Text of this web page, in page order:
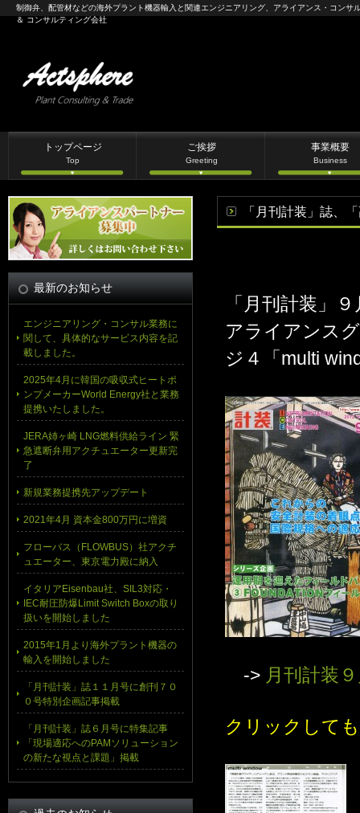
制御弁、配管材などの海外プラント機器輸入と関連エンジニアリング、アライアンス・コン
＆ コンサルティング会社
トップページ
Top
ご挨拶
Greeting
事業概要
Business
「月刊計装」誌、
「月刊計装」
アライアンス
ジ４「multi
-> 月刊計装
クリックして
最新のお知らせ
エンジニアリング・コンサル業務に
関して、具体的なサービス内容を記
載しました。
2025年4月に韓国の吸収式ヒートポ
ンプメーカーWorld Energy社と業務
提携いたしました。
JERA姉ヶ崎 LNG燃料供給ライン 緊
急遮断弁用アクチュエーター更新完
了
新規業務提携先アップデート
2021年4月 資本金800万円に増資
フローバス（FLOWBUS）社アクチ
ュエーター、東京電力殿に納入
イタリアEisenbau社、SIL3対応・
IEC耐圧防爆Limit Switch Boxの取り
扱いを開始しました
2015年1月より海外プラント機器の
輸入を開始しました
「月刊計装」誌１１月号に創刊７０
０号特別企画記事掲載
「月刊計装」誌６月号に特集記事
「現場適応へのPAMソリューション
の新たな視点と課題」掲載